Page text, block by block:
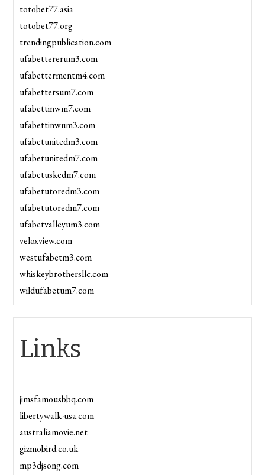
totobet77.asia
totobet77.org
trendingpublication.com
ufabettererum3.com
ufabettermentm4.com
ufabettersum7.com
ufabettinwm7.com
ufabettinwum3.com
ufabetunitedm3.com
ufabetunitedm7.com
ufabetuskedm7.com
ufabetutoredm3.com
ufabetutoredm7.com
ufabetvalleyum3.com
veloxview.com
westufabetm3.com
whiskeybrothersllc.com
wildufabetum7.com
Links
jimsfamousbbq.com
libertywalk-usa.com
australiamovie.net
gizmobird.co.uk
mp3djsong.com